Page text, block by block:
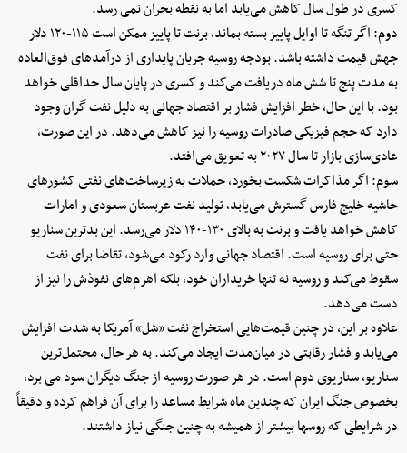
کسری در طول سال کاهش می‌یابد اما به نقطه بحران نمی رسد.
دوم: اگر تنگه تا اوایل پاییز بسته بماند، برنت تا پاییز ممکن است ۱۱۵-۱۲۰ دلار
جهش قیمت داشته باشد. بودجه روسیه جریان پایداری از درآمدهای فوق‌العاده
به مدت پنج تا شش ماه دریافت می‌کند و کسری در پایان سال حداقلی خواهد
بود. با این حال، خطر افزایش فشار بر اقتصاد جهانی به دلیل نفت گران وجود
دارد که حجم فیزیکی صادرات روسیه را نیز کاهش می‌دهد. در این صورت،
عادی‌سازی بازار تا سال ۲۰۲۷ به تعویق می‌افتد.
سوم: اگر مذاکرات شکست بخورد، حملات به زیرساخت‌های نفتی کشورهای
حاشیه خلیج فارس گسترش می‌یابد، تولید نفت عربستان سعودی و امارات
کاهش خواهد یافت و برنت به بالای ۱۳۰-۱۴۰ دلار می‌رسد. این بدترین سناریو
حتی برای روسیه است. اقتصاد جهانی وارد رکود می‌شود، تقاضا برای نفت
سقوط می‌کند و روسیه نه تنها خریداران خود، بلکه اهرم‌های نفوذش را نیز از
دست می‌دهد.
علاوه بر این، در چنین قیمت‌هایی استخراج نفت «شل» آمریکا به شدت افزایش
می‌یابد و فشار رقابتی در میان‌مدت ایجاد می‌کند. به هر حال، محتمل‌ترین
سناریو، سناریوی دوم است. در هر صورت روسیه از جنگ دیگران سود می برد،
بخصوص جنگ ایران که چندین ماه شرایط مساعد را برای آن فراهم کرده و دقیقاً
در شرایطی که روسها بیشتر از همیشه به چنین جنگی نیاز داشتند.